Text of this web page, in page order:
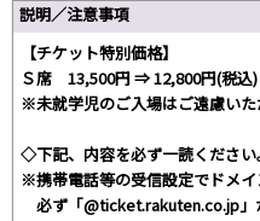
説明／注意事項
【チケット特別価格】
Ｓ席 13,500円 ⇒ 12,800円(税込)
※未就学児のご入場はご遠慮いた
◇下記、内容を必ず一読ください
※携帯電話等の受信設定でドメイ
必ず「@ticket.rakuten.co.jp」